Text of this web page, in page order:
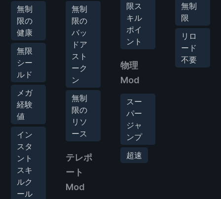
無制
限の
健康
無限
シー
ルド
メガ
経験
値
イン
スタ
ント
スキ
ルク
ール
無制
限の
バッ
ドア
スト
ーク
ン
無制
限の
リソ
ース
テレポ
ート
Mod
限ス
キル
ポイ
ント
物理
Mod
スー
パー
ジャ
ンプ
超速
無制
限
リロ
ード
不要